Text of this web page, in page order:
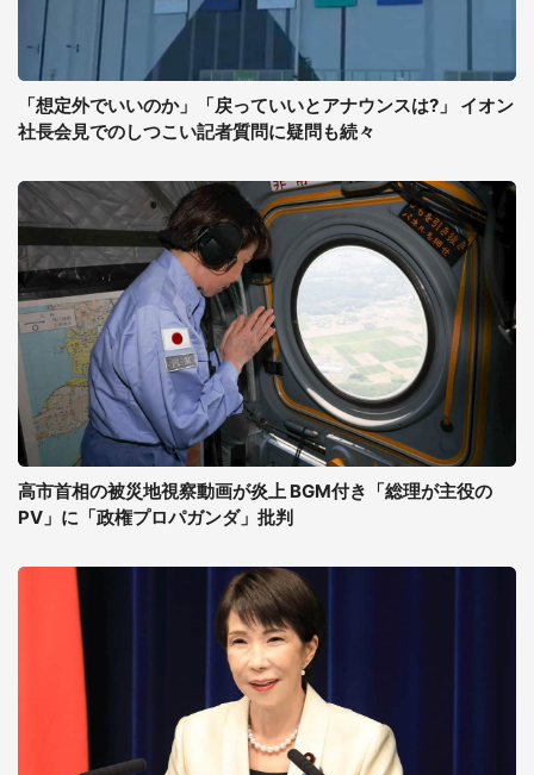
「想定外でいいのか」「戻っていいとアナウンスは?」 イオン
社長会見でのしつこい記者質問に疑問も続々
高市首相の被災地視察動画が炎上 BGM付き「総理が主役の
PV」に「政権プロパガンダ」批判